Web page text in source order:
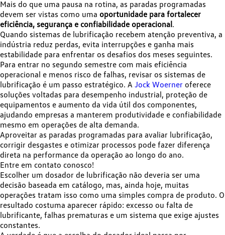
Mais do que uma pausa na rotina, as paradas programadas
devem ser vistas como uma oportunidade para fortalecer
eficiência, segurança e confiabilidade operacional.
Quando sistemas de lubrificação recebem atenção preventiva, a
indústria reduz perdas, evita interrupções e ganha mais
estabilidade para enfrentar os desafios dos meses seguintes.
Para entrar no segundo semestre com mais eficiência
operacional e menos risco de falhas, revisar os sistemas de
lubrificação é um passo estratégico. A Jock Woerner oferece
soluções voltadas para desempenho industrial, proteção de
equipamentos e aumento da vida útil dos componentes,
ajudando empresas a manterem produtividade e confiabilidade
mesmo em operações de alta demanda.
Aproveitar as paradas programadas para avaliar lubrificação,
corrigir desgastes e otimizar processos pode fazer diferença
direta na performance da operação ao longo do ano.
Entre em contato conosco!
Escolher um dosador de lubrificação não deveria ser uma
decisão baseada em catálogo, mas, ainda hoje, muitas
operações tratam isso como uma simples compra de produto. O
resultado costuma aparecer rápido: excesso ou falta de
lubrificante, falhas prematuras e um sistema que exige ajustes
constantes.